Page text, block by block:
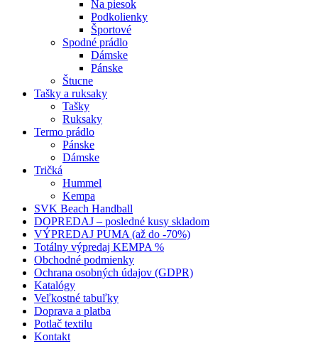
Na piesok
Podkolienky
Športové
Spodné prádlo
Dámske
Pánske
Štucne
Tašky a ruksaky
Tašky
Ruksaky
Termo prádlo
Pánske
Dámske
Tričká
Hummel
Kempa
SVK Beach Handball
DOPREDAJ – posledné kusy skladom
VÝPREDAJ PUMA (až do -70%)
Totálny výpredaj KEMPA %
Obchodné podmienky
Ochrana osobných údajov (GDPR)
Katalógy
Veľkostné tabuľky
Doprava a platba
Potlač textilu
Kontakt